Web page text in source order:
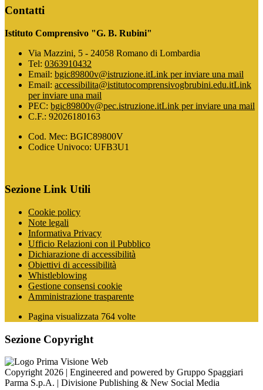
Contatti
Istituto Comprensivo "G. B. Rubini"
Via Mazzini, 5 - 24058 Romano di Lombardia
Tel: 0363910432
Email: bgic89800v@istruzione.itLink per inviare una mail
Email: accessibilita@istitutocomprensivogbrubini.edu.itLink
per inviare una mail
PEC: bgic89800v@pec.istruzione.itLink per inviare una mail
C.F.: 92026180163
Cod. Mec: BGIC89800V
Codice Univoco: UFB3U1
Sezione Link Utili
Cookie policy
Note legali
Informativa Privacy
Ufficio Relazioni con il Pubblico
Dichiarazione di accessibilità
Obiettivi di accessibilità
Whistleblowing
Gestione consensi cookie
Amministrazione trasparente
Pagina visualizzata 764 volte
Sezione Copyright
Copyright 2026 | Engineered and powered by Gruppo Spaggiari
Parma S.p.A. | Divisione Publishing & New Social Media